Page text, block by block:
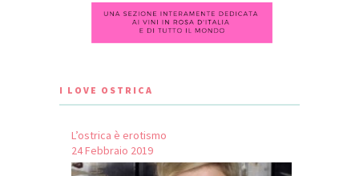
I LOVE OSTRICA
L’ostrica è erotismo
24 Febbraio 2019